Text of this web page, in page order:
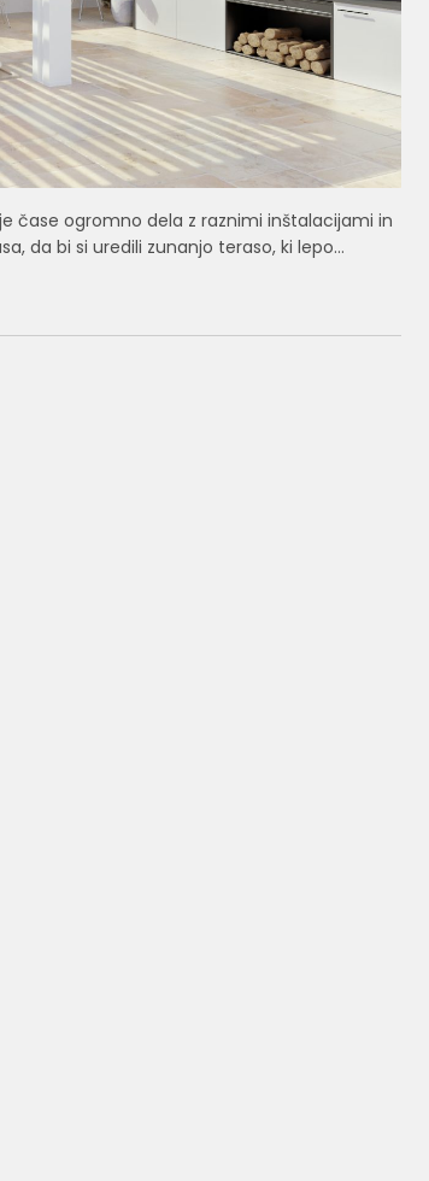
čase ogromno dela z raznimi inštalacijami in
da bi si uredili zunanjo teraso, ki lepo…